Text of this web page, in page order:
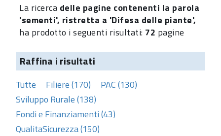
La ricerca delle pagine contenenti la parola
'sementi', ristretta a 'Difesa delle piante',
ha prodotto i seguenti risultati: 72 pagine
Raffina i risultati
Tutte Filiere (170)
PAC (130)
Sviluppo Rurale (138)
Fondi e Finanziamenti (43)
QualitaSicurezza (150)